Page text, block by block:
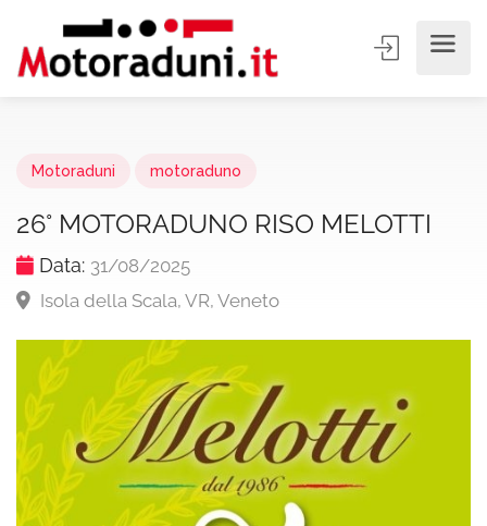
Motoraduni motoraduno
26° MOTORADUNO RISO MELOTTI
Data: 31/08/2025
Isola della Scala, VR, Veneto